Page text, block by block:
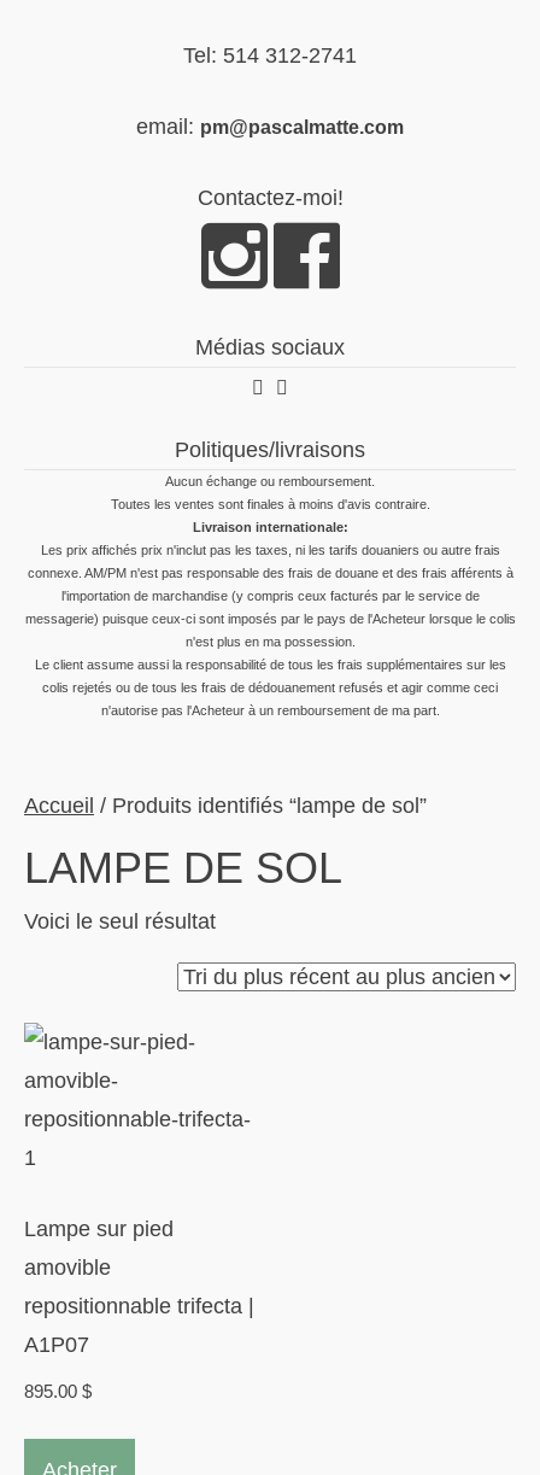
Tel: 514 312-2741
email: pm@pascalmatte.com
Contactez-moi!
Médias sociaux
Politiques/livraisons
Aucun échange ou remboursement.
Toutes les ventes sont finales à moins d'avis contraire.
Livraison internationale:
Les prix affichés prix n'inclut pas les taxes, ni les tarifs douaniers ou autre frais
connexe. AM/PM n'est pas responsable des frais de douane et des frais afférents à
l'importation de marchandise (y compris ceux facturés par le service de
messagerie) puisque ceux-ci sont imposés par le pays de l'Acheteur lorsque le colis
n'est plus en ma possession.
Le client assume aussi la responsabilité de tous les frais supplémentaires sur les
colis rejetés ou de tous les frais de dédouanement refusés et agir comme ceci
n'autorise pas l'Acheteur à un remboursement de ma part.
Accueil / Produits identifiés “lampe de sol”
LAMPE DE SOL
Voici le seul résultat
Lampe sur pied
amovible
repositionnable trifecta |
A1P07
895.00 $
Acheter